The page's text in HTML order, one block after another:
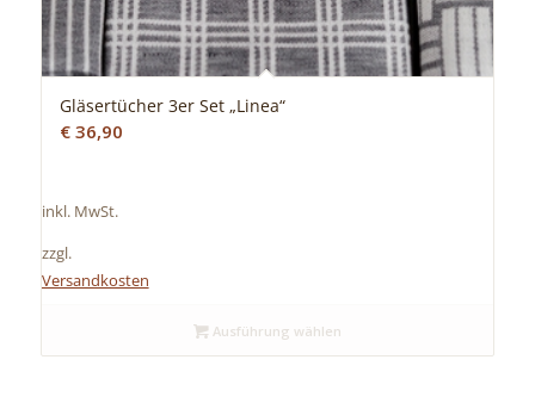
Gläsertücher 3er Set „Linea“
€36,90
inkl. MwSt.
zzgl.
Versandkosten
Ausführung wählen